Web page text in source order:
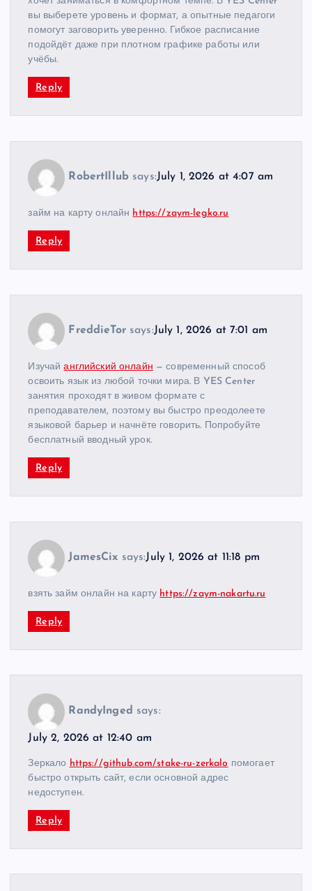
вы выберете уровень и формат, а опытные педагоги
помогут заговорить уверенно. Гибкое расписание
подойдёт даже при плотном графике работы или
учёбы.
Reply
RobertIllub says:July 1, 2026 at 4:07 am
займ на карту онлайн https://zaym-legko.ru
Reply
FreddieTor says:July 1, 2026 at 7:01 am
Изучайанглийский онлайн — современный способ
освоить язык из любой точки мира. В YES Center
занятия проходят в живом формате с
преподавателем, поэтому вы быстро преодолеете
языковой барьер и начнёте говорить. Попробуйте
бесплатный вводный урок.
Reply
JamesCix says:July 1, 2026 at 11:18 pm
взять займ онлайн на карту https://zaym-nakartu.ru
Reply
RandyInged says:
July 2, 2026 at 12:40 am
Зеркало https://github.com/stake-ru-zerkalo помогает
быстро открыть сайт, если основной адрес
недоступен.
Reply